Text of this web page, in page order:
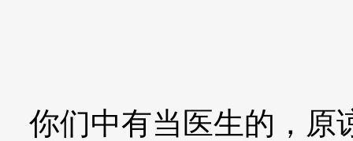
你们中有当医生的，原